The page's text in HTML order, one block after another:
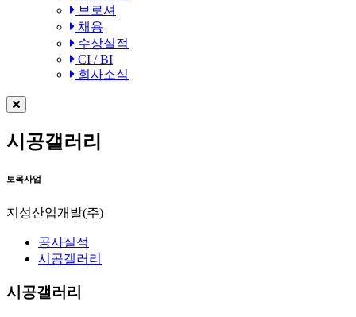
브로셔
채용
수상실적
CI / BI
회사소식
시공갤러리
토목사업
지성산업개발(주)
공사실적
시공갤러리
시공갤러리